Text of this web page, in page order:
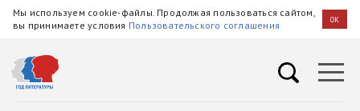
Мы используем cookie-файлы. Продолжая пользоваться сайтом,
вы принимаете условия Пользовательского соглашения OK